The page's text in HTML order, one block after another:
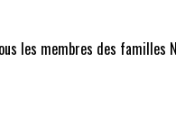
les membres des familles